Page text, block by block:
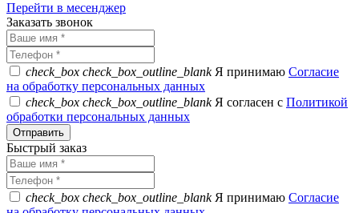
Перейти в месенджер
Заказать звонок
check_box check_box_outline_blankЯ принимаю Согласие
на обработку персональных данных
check_box check_box_outline_blankЯ согласен с Политикой
обработки персональных данных
Быстрый заказ
check_box check_box_outline_blankЯ принимаю Согласие